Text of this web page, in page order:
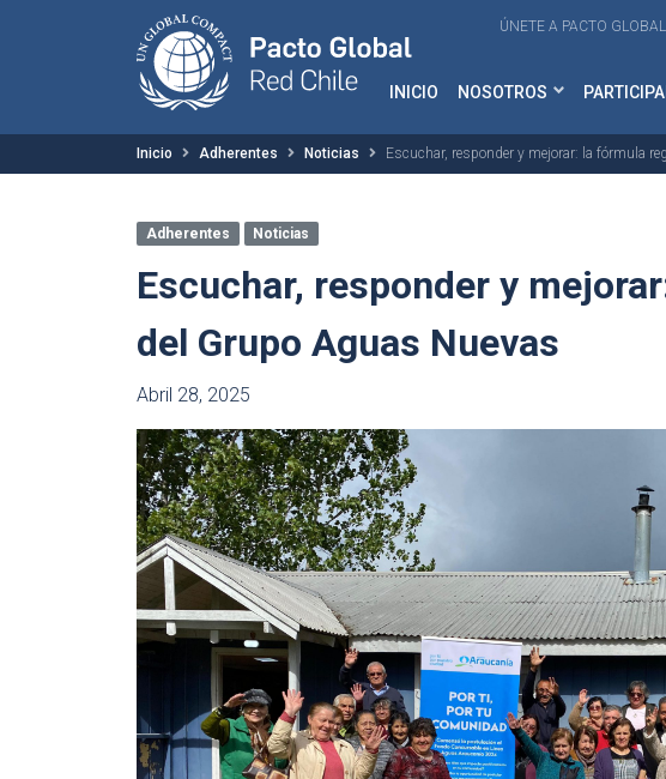
ÚNETE A PACTO GLOBAL
INICIO NOSOTROS
Inicio Adherentes Noticias Escuchar, responder y mejorar: la fórmula
Adherentes Noticias
Escuchar, responder y
del Grupo Aguas Nuevas
Abril 28, 2025